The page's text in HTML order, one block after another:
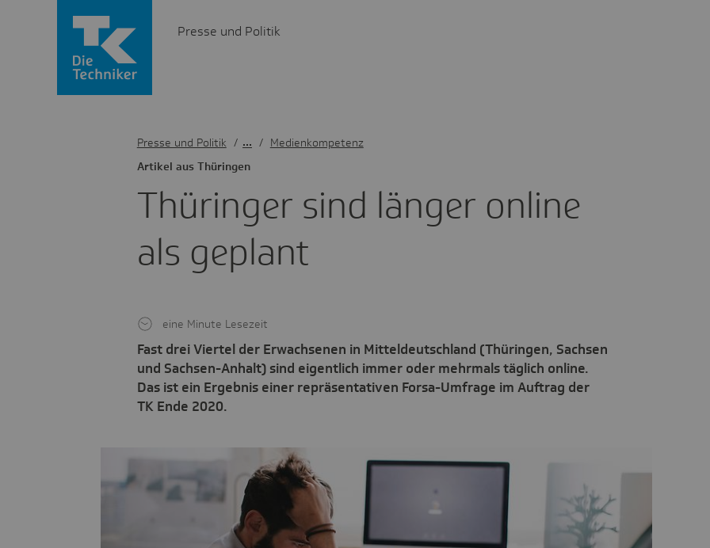
Presse und Politik
Thüringer sind länger online
als geplant
Artikel aus Thüringen
Fast drei Viertel der Erwachsenen in Mitteldeutschland (Thüringen, Sachsen
und Sachsen-Anhalt) sind eigentlich immer oder mehrmals täglich online.
Das ist ein Ergebnis einer repräsentativen Forsa-Umfrage im Auftrag der
TK Ende 2020.
eine Minute Lesezeit
Presse und Politik / Medienkompetenz